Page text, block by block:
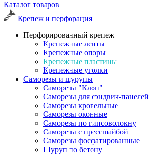
Каталог товаров
Крепеж и перфорация
Перфорированный крепеж
Крепежные ленты
Крепежные опоры
Крепежные пластины
Крепежные уголки
Саморезы и шурупы
Саморезы "Клоп"
Саморезы для сэндвич-панелей
Саморезы кровельные
Саморезы оконные
Саморезы по гипсоволокну
Саморезы с прессшайбой
Саморезы фосфатированные
Шуруп по бетону